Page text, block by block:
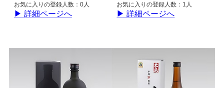
お気に入りの登録人数：0人
▶ 詳細ページへ
お気に入りの登録人数：1人
▶ 詳細ページへ